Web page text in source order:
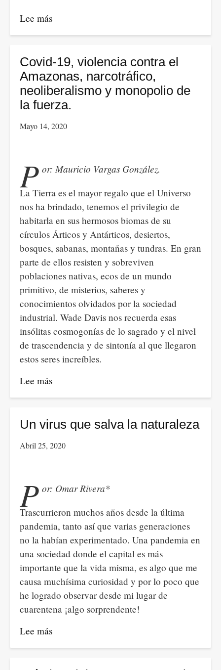
Lee más
Diálogo:
papel
de
las
mesas
en
del
Covid-19, violencia contra el
Amazonas, narcotráfico,
neoliberalismo y monopolio de
la fuerza.
Mayo 14, 2020
P or: Mauricio Vargas González.
La Tierra es el mayor regalo que el Universo
nos ha brindado, tenemos el privilegio de
habitarla en sus hermosos biomas de su
círculos Árticos y Antárticos, desiertos,
bosques, sabanas, montañas y tundras. En gran
parte de ellos resisten y sobreviven
poblaciones nativas, ecos de un mundo
primitivo, de misterios, saberes y
conocimientos olvidados por la sociedad
industrial. Wade Davis nos recuerda esas
insólitas cosmogonías de lo sagrado y el nivel
de trascendencia y de sintonía al que llegaron
estos seres increíbles.
Lee más
Covid-
violencia
el
neoliberalismo
monopolio
de
la
fuerza.
Un virus que salva la naturaleza
Abril 25, 2020
P or: Omar Rivera*
Trascurrieron muchos años desde la última
pandemia, tanto así que varias generaciones
no la habían experimentado. Una pandemia en
una sociedad donde el capital es más
importante que la vida misma, es algo que me
causa muchísima curiosidad y por lo poco que
he logrado observar desde mi lugar de
cuarentena ¡algo sorprendente!
Lee más
Un